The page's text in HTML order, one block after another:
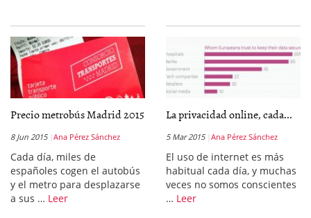
Precio metrobús Madrid 2015
8 Jun 2015 Ana Pérez Sánchez
Cada día, miles de
españoles cogen el autobús
y el metro para desplazarse
a sus … Leer
La privacidad online, cada...
5 Mar 2015 Ana Pérez Sánchez
El uso de internet es más
habitual cada día, y muchas
veces no somos conscientes
… Leer